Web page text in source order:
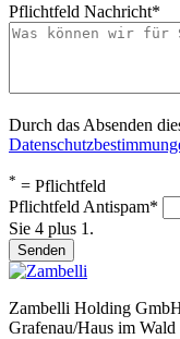
Pflichtfeld Nachricht*
Durch das Absenden
* = Pflichtfeld
Pflichtfeld Antispam*
Sie 4 plus 1.
Senden
Zambelli Holding
Grafenau/Haus im Wald